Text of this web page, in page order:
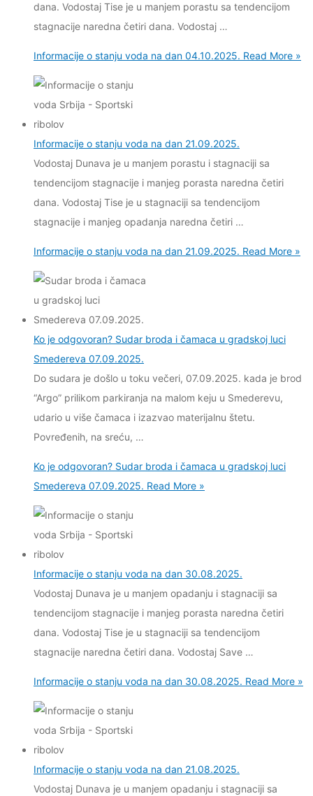
dana. Vodostaj Tise je u manjem porastu sa tendencijom
stagnacije naredna četiri dana. Vodostaj …
Informacije o stanju voda na dan 04.10.2025. Read More »
Informacije o stanju voda na dan 21.09.2025.
Vodostaj Dunava je u manjem porastu i stagnaciji sa
tendencijom stagnacije i manjeg porasta naredna četiri
dana. Vodostaj Tise je u stagnaciji sa tendencijom
stagnacije i manjeg opadanja naredna četiri …
Informacije o stanju voda na dan 21.09.2025. Read More »
Ko je odgovoran? Sudar broda i čamaca u gradskoj luci
Smedereva 07.09.2025.
Do sudara je došlo u toku večeri, 07.09.2025. kada je brod
“Argo” prilikom parkiranja na malom keju u Smederevu,
udario u više čamaca i izazvao materijalnu štetu.
Povređenih, na sreću, …
Ko je odgovoran? Sudar broda i čamaca u gradskoj luci
Smedereva 07.09.2025. Read More »
Informacije o stanju voda na dan 30.08.2025.
Vodostaj Dunava je u manjem opadanju i stagnaciji sa
tendencijom stagnacije i manjeg porasta naredna četiri
dana. Vodostaj Tise je u stagnaciji sa tendencijom
stagnacije naredna četiri dana. Vodostaj Save …
Informacije o stanju voda na dan 30.08.2025. Read More »
Informacije o stanju voda na dan 21.08.2025.
Vodostaj Dunava je u manjem opadanju i stagnaciji sa